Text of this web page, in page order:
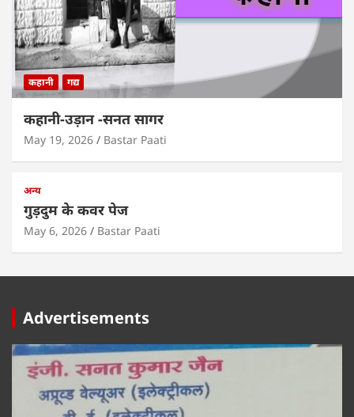
कहानी गद्य
कहानी-उड़ान -सनत सागर
May 19, 2026 Bastar Paati
अन्य
गुड़दुम के कवर पेज
May 6, 2026 Bastar Paati
Advertisements